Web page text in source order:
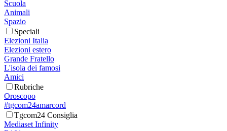
Scuola
Animali
Spazio
Speciali
Elezioni Italia
Elezioni estero
Grande Fratello
L'isola dei famosi
Amici
Rubriche
Oroscopo
#tgcom24amarcord
Tgcom24 Consiglia
Mediaset Infinity